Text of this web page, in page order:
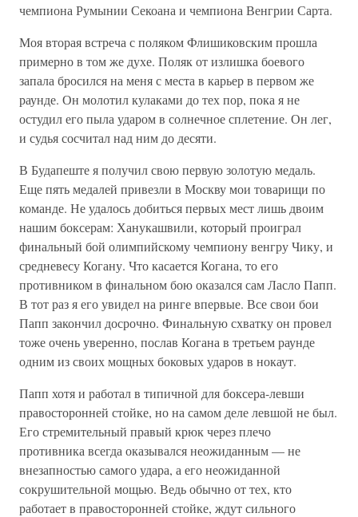
чемпиона Румынии Секоана и чемпиона Венгрии Сарта.
Моя вторая встреча с поляком Флишиковским прошла
примерно в том же духе. Поляк от излишка боевого
запала бросился на меня с места в карьер в первом же
раунде. Он молотил кулаками до тех пор, пока я не
остудил его пыла ударом в солнечное сплетение. Он лег,
и судья сосчитал над ним до десяти.
В Будапеште я получил свою первую золотую медаль.
Еще пять медалей привезли в Москву мои товарищи по
команде. Не удалось добиться первых мест лишь двоим
нашим боксерам: Ханукашвили, который проиграл
финальный бой олимпийскому чемпиону венгру Чику, и
средневесу Когану. Что касается Когана, то его
противником в финальном бою оказался сам Ласло Папп.
В тот раз я его увидел на ринге впервые. Все свои бои
Папп закончил досрочно. Финальную схватку он провел
тоже очень уверенно, послав Когана в третьем раунде
одним из своих мощных боковых ударов в нокаут.
Папп хотя и работал в типичной для боксера-левши
правосторонней стойке, но на самом деле левшой не был.
Его стремительный правый крюк через плечо
противника всегда оказывался неожиданным — не
внезапностью самого удара, а его неожиданной
сокрушительной мощью. Ведь обычно от тех, кто
работает в правосторонней стойке, ждут сильного